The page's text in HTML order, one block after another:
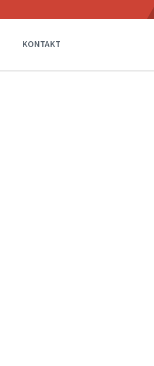
KONTAKT